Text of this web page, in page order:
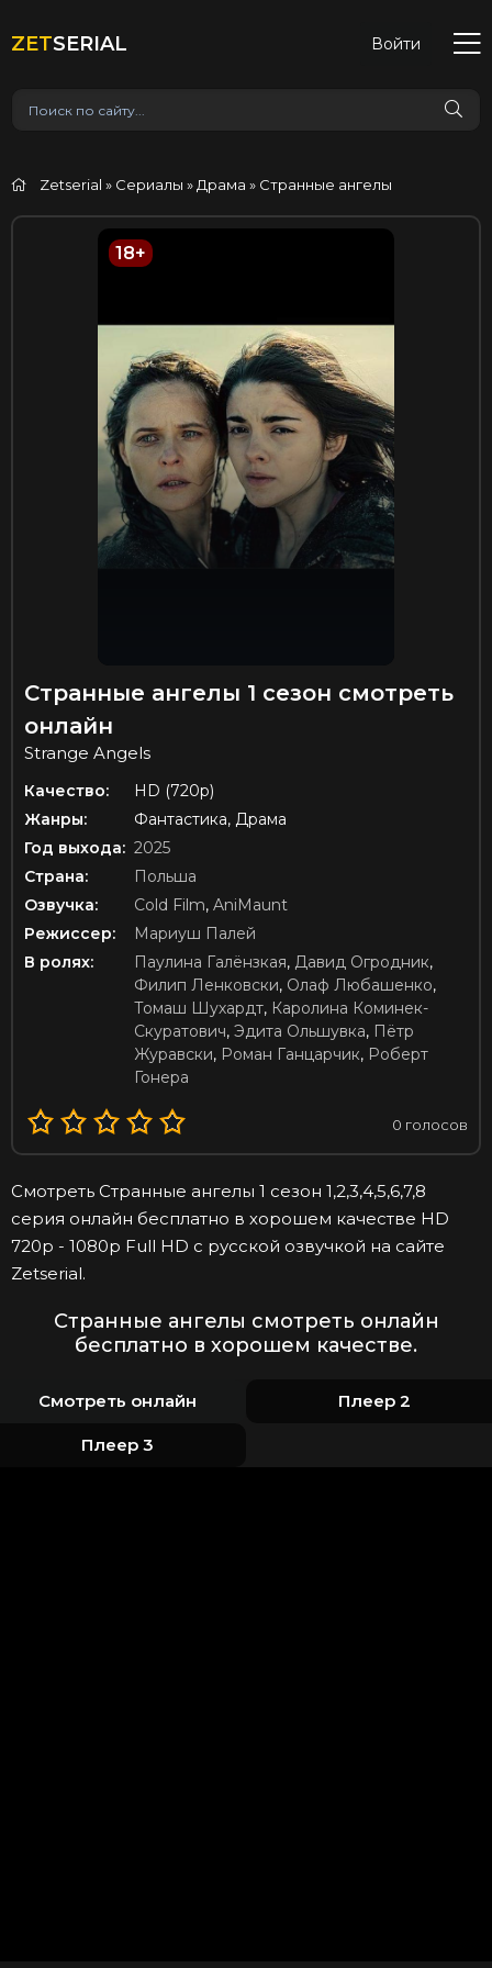
ZETSERIAL Войти
Zetserial » Сериалы » Драма » Странные ангелы
18+
Странные ангелы 1 сезон смотреть
онлайн
Strange Angels
Качество:
HD (720p)
Жанры:
Фантастика, Драма
Год выхода: 2025
Страна:
Польша
Озвучка:
Cold Film, AniMaunt
Режиссер:
Мариуш Палей
В ролях:
Паулина Галёнзкая, Давид Огродник,
Филип Ленковски, Олаф Любашенко,
Томаш Шухардт, Каролина Коминек-
Скуратович, Эдита Ольшувка, Пётр
Журавски, Роман Ганцарчик, Роберт
Гонера
0 голосов
Смотреть Странные ангелы 1 сезон 1,2,3,4,5,6,7,8
серия онлайн бесплатно в хорошем качестве HD
720p - 1080p Full HD с русской озвучкой на сайте
Zetserial.
Странные ангелы смотреть онлайн
бесплатно в хорошем качестве.
Смотреть онлайн Плеер 2
Плеер 3